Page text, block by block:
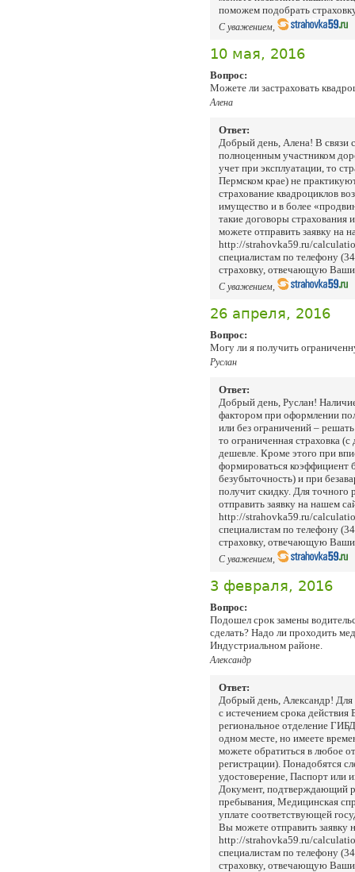
поможем подобрать
С уважением,
10 мая, 2016
Вопрос:
Можете ли застраховать
Алена
Ответ:
Добрый день, Алена! В связи
полноценным участником
учет при эксплуатации, то
Пермском крае) не
страхование квадроциклов
имущество и в более
такие договоры
можете отправить заявку на
http://strahovka59.ru/
специалистам по телефону
страховку, отвечающую
С уважением,
26 апреля, 2016
Вопрос:
Могу ли я получить
Руслан
Ответ:
Добрый день, Руслан!
фактором при оформлении
или без ограничений –
то ограниченная страховка
дешевле. Кроме этого при
формироваться коэффициент
безубыточность) и при
получит скидку. Для
отправить заявку на нашем
http://strahovka59.ru/
специалистам по телефону
страховку, отвечающую
С уважением,
3 февраля, 2016
Вопрос:
Подошел срок замены
сделать? Надо ли проходить
Индустриальном районе.
Александр
Ответ:
Добрый день, Александр! Для
с истечением срока
региональное отделение
одном месте, но имеете
можете обратиться в любое
регистрации). Понадобятся
удостоверение, Паспорт или
Документ, подтверждающий
пребывания, Медицинская
уплате соответствующей
Вы можете отправить заявку
http://strahovka59.ru/
специалистам по телефону
страховку, отвечающую